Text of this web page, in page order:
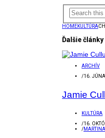
HOMEKULTÚRA
Ďalšie články
ARCHÍV
/16.
Jamie
KULTÚRA
/16.
/